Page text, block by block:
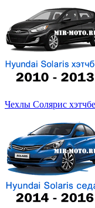
Чехлы Солярис